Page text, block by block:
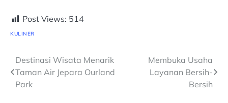
Post Views: 514
KULINER
Navigasi
pos
Destinasi Wisata Menarik
Taman Air Jepara Ourland
Park
Membuka Usaha
Layanan Bersih-
Bersih